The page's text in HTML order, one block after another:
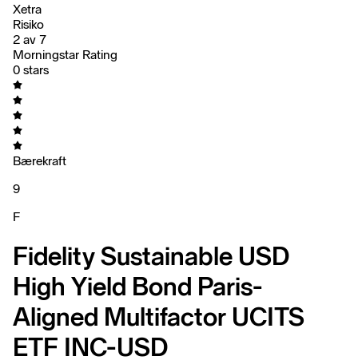
Xetra
Risiko
2 av 7
Morningstar Rating
0 stars
Bærekraft
9
F
Fidelity Sustainable USD
High Yield Bond Paris-
Aligned Multifactor UCITS
ETF INC-USD